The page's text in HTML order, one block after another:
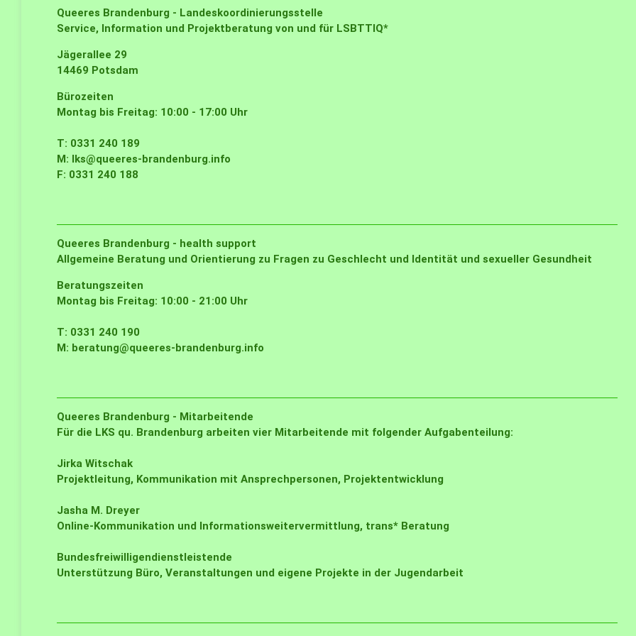
Queeres Brandenburg - Landeskoordinierungsstelle
Service, Information und Projektberatung von und für LSBTTIQ*
Jägerallee 29
14469 Potsdam
Bürozeiten
Montag bis Freitag: 10:00 - 17:00 Uhr
T: 0331 240 189
M:
lks@queeres-brandenburg.info
F: 0331 240 188
Queeres Brandenburg - health support
Allgemeine Beratung und Orientierung zu Fragen zu Geschlecht und Identität und sexueller Gesundheit
Beratungszeiten
Montag bis Freitag: 10:00 - 21:00 Uhr
T: 0331 240 190
M: beratung@queeres-brandenburg.info
Queeres Brandenburg - Mitarbeitende
Für die LKS qu. Brandenburg arbeiten vier Mitarbeitende mit folgender Aufgabenteilung:
Jirka Witschak
Projektleitung, Kommunikation mit Ansprechpersonen, Projektentwicklung
Jasha M. Dreyer
Online-Kommunikation und Informationsweitervermittlung, trans* Beratung
Bundesfreiwilligendienstleistende
Unterstützung Büro, Veranstaltungen und eigene Projekte in der Jugendarbeit